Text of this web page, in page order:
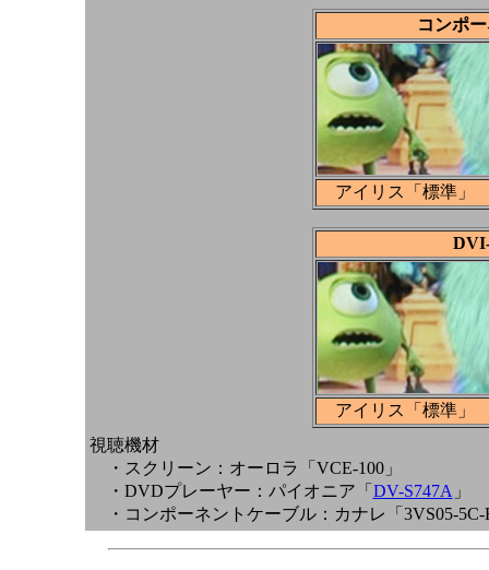
コンポ
アイリス「標準」
アイリス「標準」
視聴機材
・スクリーン：オーロラ「VCE-100」
・DVDプレーヤー：パイオニア「 DV-S747A」
・コンポーネントケーブル：カナレ「3VS05-5C-